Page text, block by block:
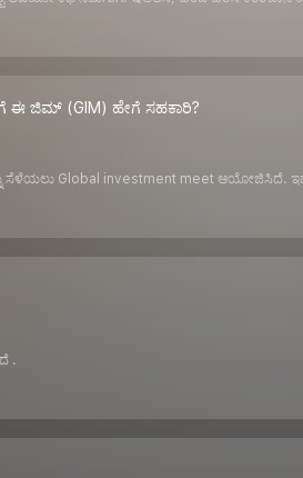
ಈ ಜಿಮ್ (GIM) ಹೇಗೆ ಸಹಕಾರಿ?
ಸೆಳೆಯಲು Global investment meet ಆಯೋಜಿಸಿದೆ.
.